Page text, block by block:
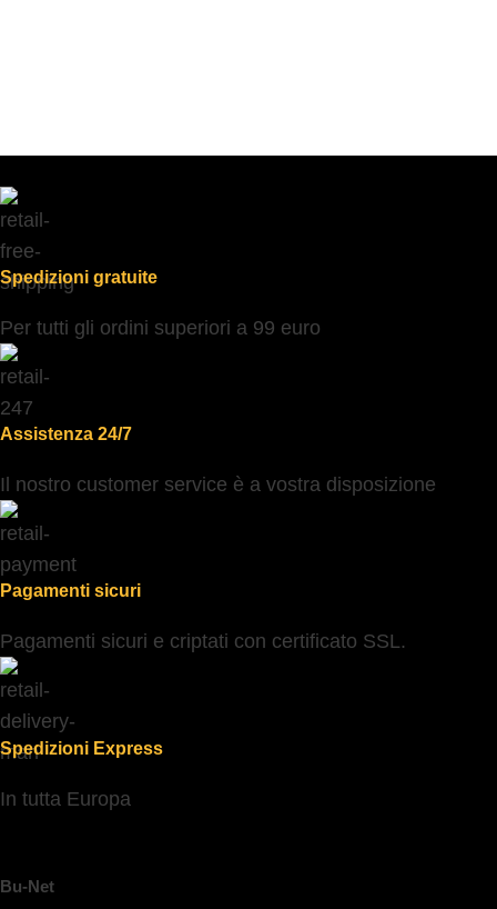
Spedizioni gratuite
Per tutti gli ordini superiori a 99 euro
Assistenza 24/7
Il nostro customer service è a vostra disposizione
Pagamenti sicuri
Pagamenti sicuri e criptati con certificato SSL.
Spedizioni Express
In tutta Europa
Bu-Net